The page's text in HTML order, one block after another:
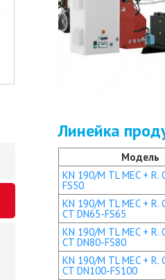
Линейка
Модель
KN 190/M TL MEC + R.
FS50
KN 190/M TL MEC + R.
CT DN65-FS65
KN 190/M TL MEC + R.
CT DN80-FS80
KN 190/M TL MEC + R.
CT DN100-FS100